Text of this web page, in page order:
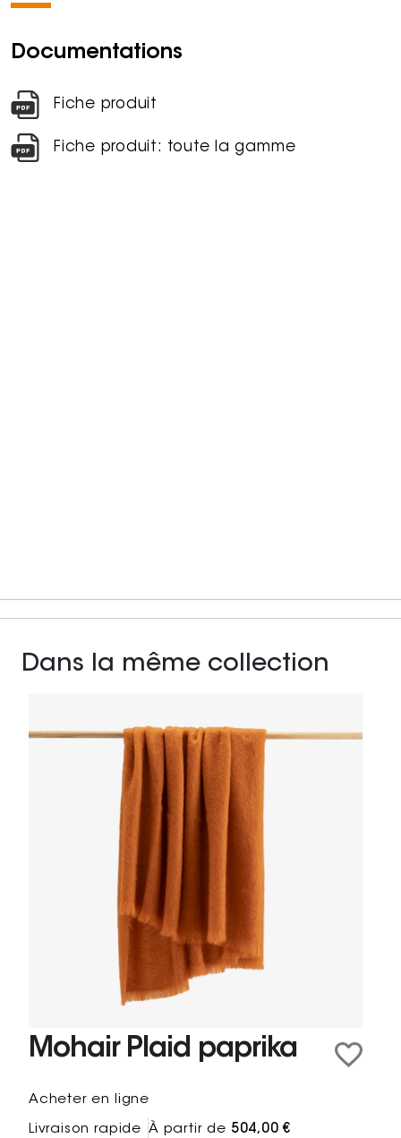
Documentations
Fiche produit
Fiche produit: toute la gamme
Dans la même collection
Mohair Plaid paprika
Acheter en ligne
Livraison rapide À partir de 504,00 €